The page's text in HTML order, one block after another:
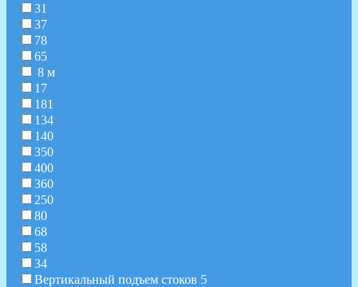
31
37
78
65
8 м
17
181
134
140
350
400
360
250
80
68
58
34
Вертикальный подъем стоков 5